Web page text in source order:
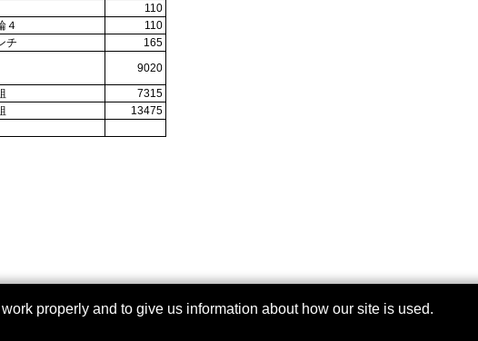
110
４
110
チ
165
9020
7315
13475
properly and to give us information about how our site is used.